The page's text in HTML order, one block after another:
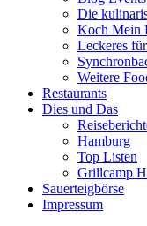
Die
Koch Mein
Leckeres
Weitere
Restaurants
Dies und Das
Hamburg
Top Listen
Grillcamp
Sauerteigbörse
Impressum